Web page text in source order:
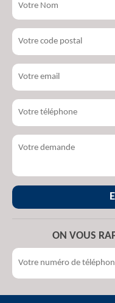
ON VOUS